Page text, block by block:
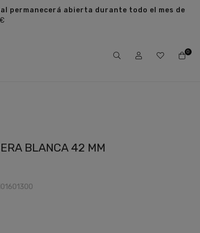
permanecerá abierta durante todo el mes de
0
BLANCA 42 MM